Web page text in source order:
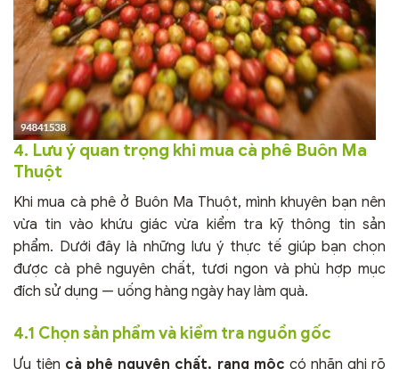
4. Lưu ý quan trọng khi mua cà phê Buôn Ma
Thuột
Khi mua cà phê ở Buôn Ma Thuột, mình khuyên bạn nên
vừa tin vào khứu giác vừa kiểm tra kỹ thông tin sản
phẩm. Dưới đây là những lưu ý thực tế giúp bạn chọn
được cà phê nguyên chất, tươi ngon và phù hợp mục
đích sử dụng — uống hàng ngày hay làm quà.
4.1 Chọn sản phẩm và kiểm tra nguồn gốc
Ưu tiên cà phê nguyên chất, rang mộc có nhãn ghi rõ